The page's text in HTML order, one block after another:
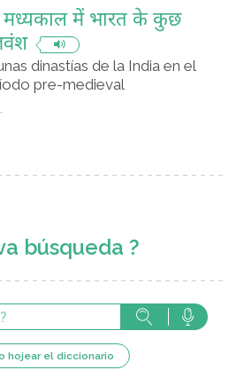
मध्यकाल में भारत के कुछ
dinastías de la India en el
pre-medieval
búsqueda ?
hojear el diccionario